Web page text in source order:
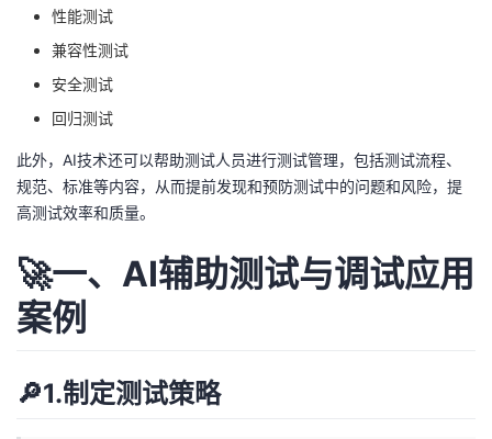
性能测试
兼容性测试
安全测试
回归测试
此外，AI技术还可以帮助测试人员进行测试管理，包括测试流程、
规范、标准等内容，从而提前发现和预防测试中的问题和风险，提
高测试效率和质量。
🚀一、AI辅助测试与调试应用
案例
🔎1.制定测试策略